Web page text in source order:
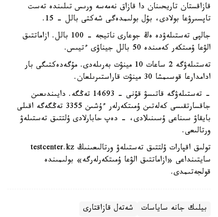
قازاقستان تاريحىنان دا قازاق نەمەسە ورىس تىلىندە تەست
تاپسىرۋعا بولادى، بۇل بولىمدەگى شەكتى بالل - 15.
جالپى تەستىلەۋدە ەڭ جوعارى ناتيجە - 100 بالل. ازاماتتىق
الۋعا ۇمىتكەر كەمىندە 50 بالل جيناۋى ءتيىس.
تەستىلەۋگە 2 ساعات 10 مينۋت بەرىلەدى. مۇگەدەكتىگى بار
ادامدارعا قوسىمشا 30 مينۋت قاراستىرىلعان.
- تەستىلەۋگە قاتىسۋ قۇنى - 14693 تەڭگە. دايىندىعىن
جاقسارتقىسى كەلەتىن ۇمىتكەرلەر ءۇشىن 3355 تەڭگەگە اقىلى
بايقاۋ سىناعى ۇسىنىلادى، - دەپ حابارلادى ۇلتتىق تەستىلەۋ
ورتالىعى.
تولىق اقپارات ۇلتتىق تەستىلەۋ ورتالىعىنىڭ testcenter.kz
سايتىنداعى «ازاماتتىق الۋعا ۇمىتكەرلەرگە» بولىمىندە
قولجەتىمدى.
بيلىك جانە ساياسات شەتەل قازاقتارى